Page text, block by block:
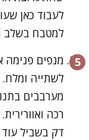
לעבוד כאן
למטבח בשלב
מנפים
לשתייה
מערבבים
רכה
דק בשביל